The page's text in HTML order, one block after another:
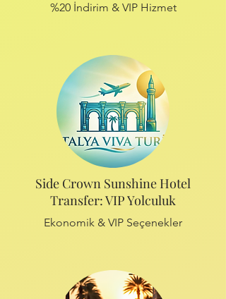
%20 İndirim & VIP Hizmet
Side Crown Sunshine Hotel
Transfer: VIP Yolculuk
Ekonomik & VIP Seçenekler